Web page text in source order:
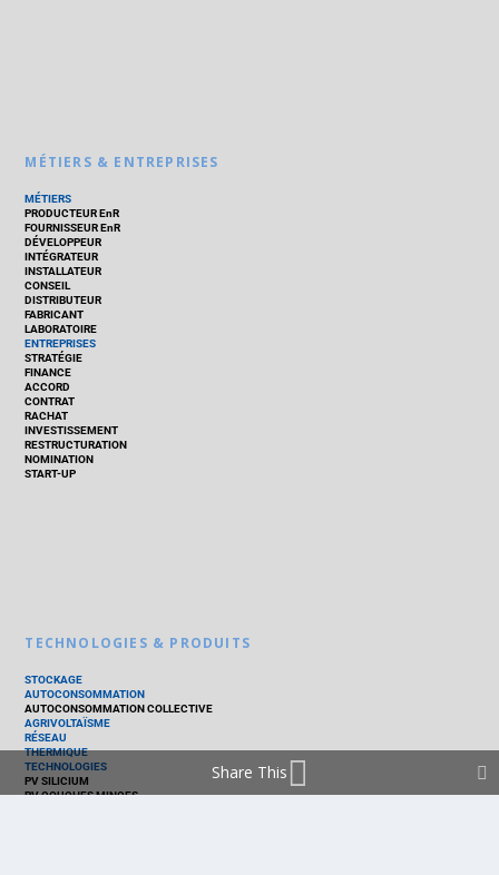
MÉTIERS & ENTREPRISES
MÉTIERS
PRODUCTEUR EnR
FOURNISSEUR EnR
DÉVELOPPEUR
INTÉGRATEUR
INSTALLATEUR
CONSEIL
DISTRIBUTEUR
FABRICANT
LABORATOIRE
ENTREPRISES
STRATÉGIE
FINANCE
ACCORD
CONTRAT
RACHAT
INVESTISSEMENT
RESTRUCTURATION
NOMINATION
START-UP
TECHNOLOGIES & PRODUITS
STOCKAGE
AUTOCONSOMMATION
AUTOCONSOMMATION COLLECTIVE
AGRIVOLTAÏSME
RÉSEAU
THERMIQUE
TECHNOLOGIES
PV SILICIUM
PV COUCHES MINCES
Share This